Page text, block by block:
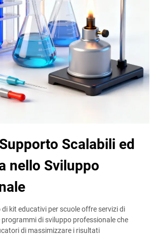
Scalabili ed
nello Sviluppo
kit educativi per scuole offre servizi di
di sviluppo professionale che
di massimizzare i risultati